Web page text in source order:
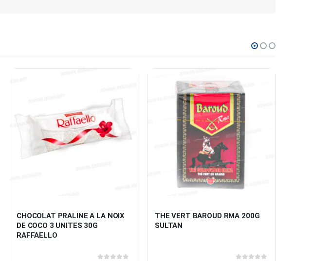
CHOCOLAT PRALINE A LA NOIX
DE COCO 3 UNITES 30G
RAFFAELLO
THE VERT BAROUD RMA 200G
SULTAN